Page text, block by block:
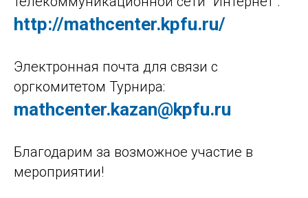
http://mathcenter.kpfu.ru/
Электронная почта для связи с
оргкомитетом Турнира:
mathcenter.kazan@kpfu.ru
Благодарим за возможное участие в
мероприятии!